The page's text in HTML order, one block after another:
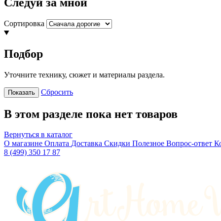
Сортировка
Подбор
Уточните технику, сюжет и материалы раздела.
Показать Сбросить
В этом разделе пока нет товаров
Вернуться в каталог
О магазине Оплата Доставка Скидки Полезное Вопрос-ответ
8 (499) 350 17 87